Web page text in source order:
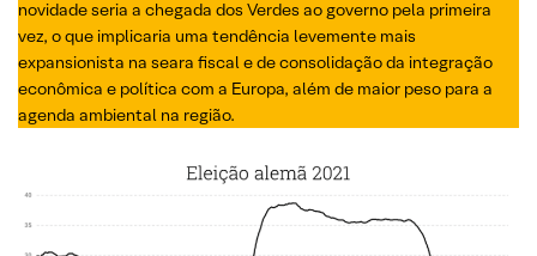
novidade seria a chegada dos Verdes ao governo pela primeira
vez, o que implicaria uma tendência levemente mais
expansionista na seara fiscal e de consolidação da integração
econômica e política com a Europa, além de maior peso para a
agenda ambiental na região.